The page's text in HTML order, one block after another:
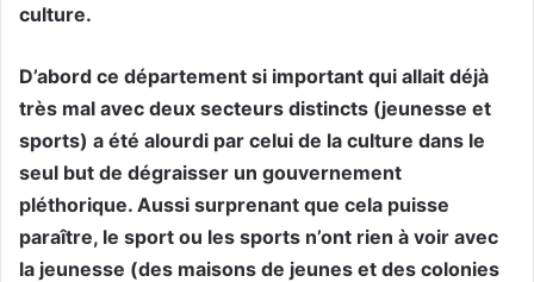
culture.
D’abord ce département si important qui allait déjà
très mal avec deux secteurs distincts (jeunesse et
sports) a été alourdi par celui de la culture dans le
seul but de dégraisser un gouvernement
pléthorique. Aussi surprenant que cela puisse
paraître, le sport ou les sports n’ont rien à voir avec
la jeunesse (des maisons de jeunes et des colonies